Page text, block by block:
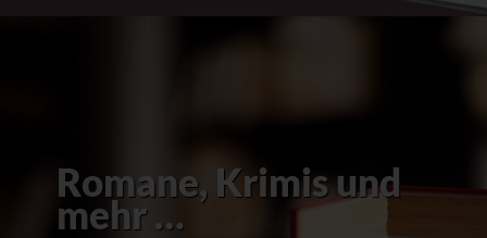
Romane, Krimis und
mehr …